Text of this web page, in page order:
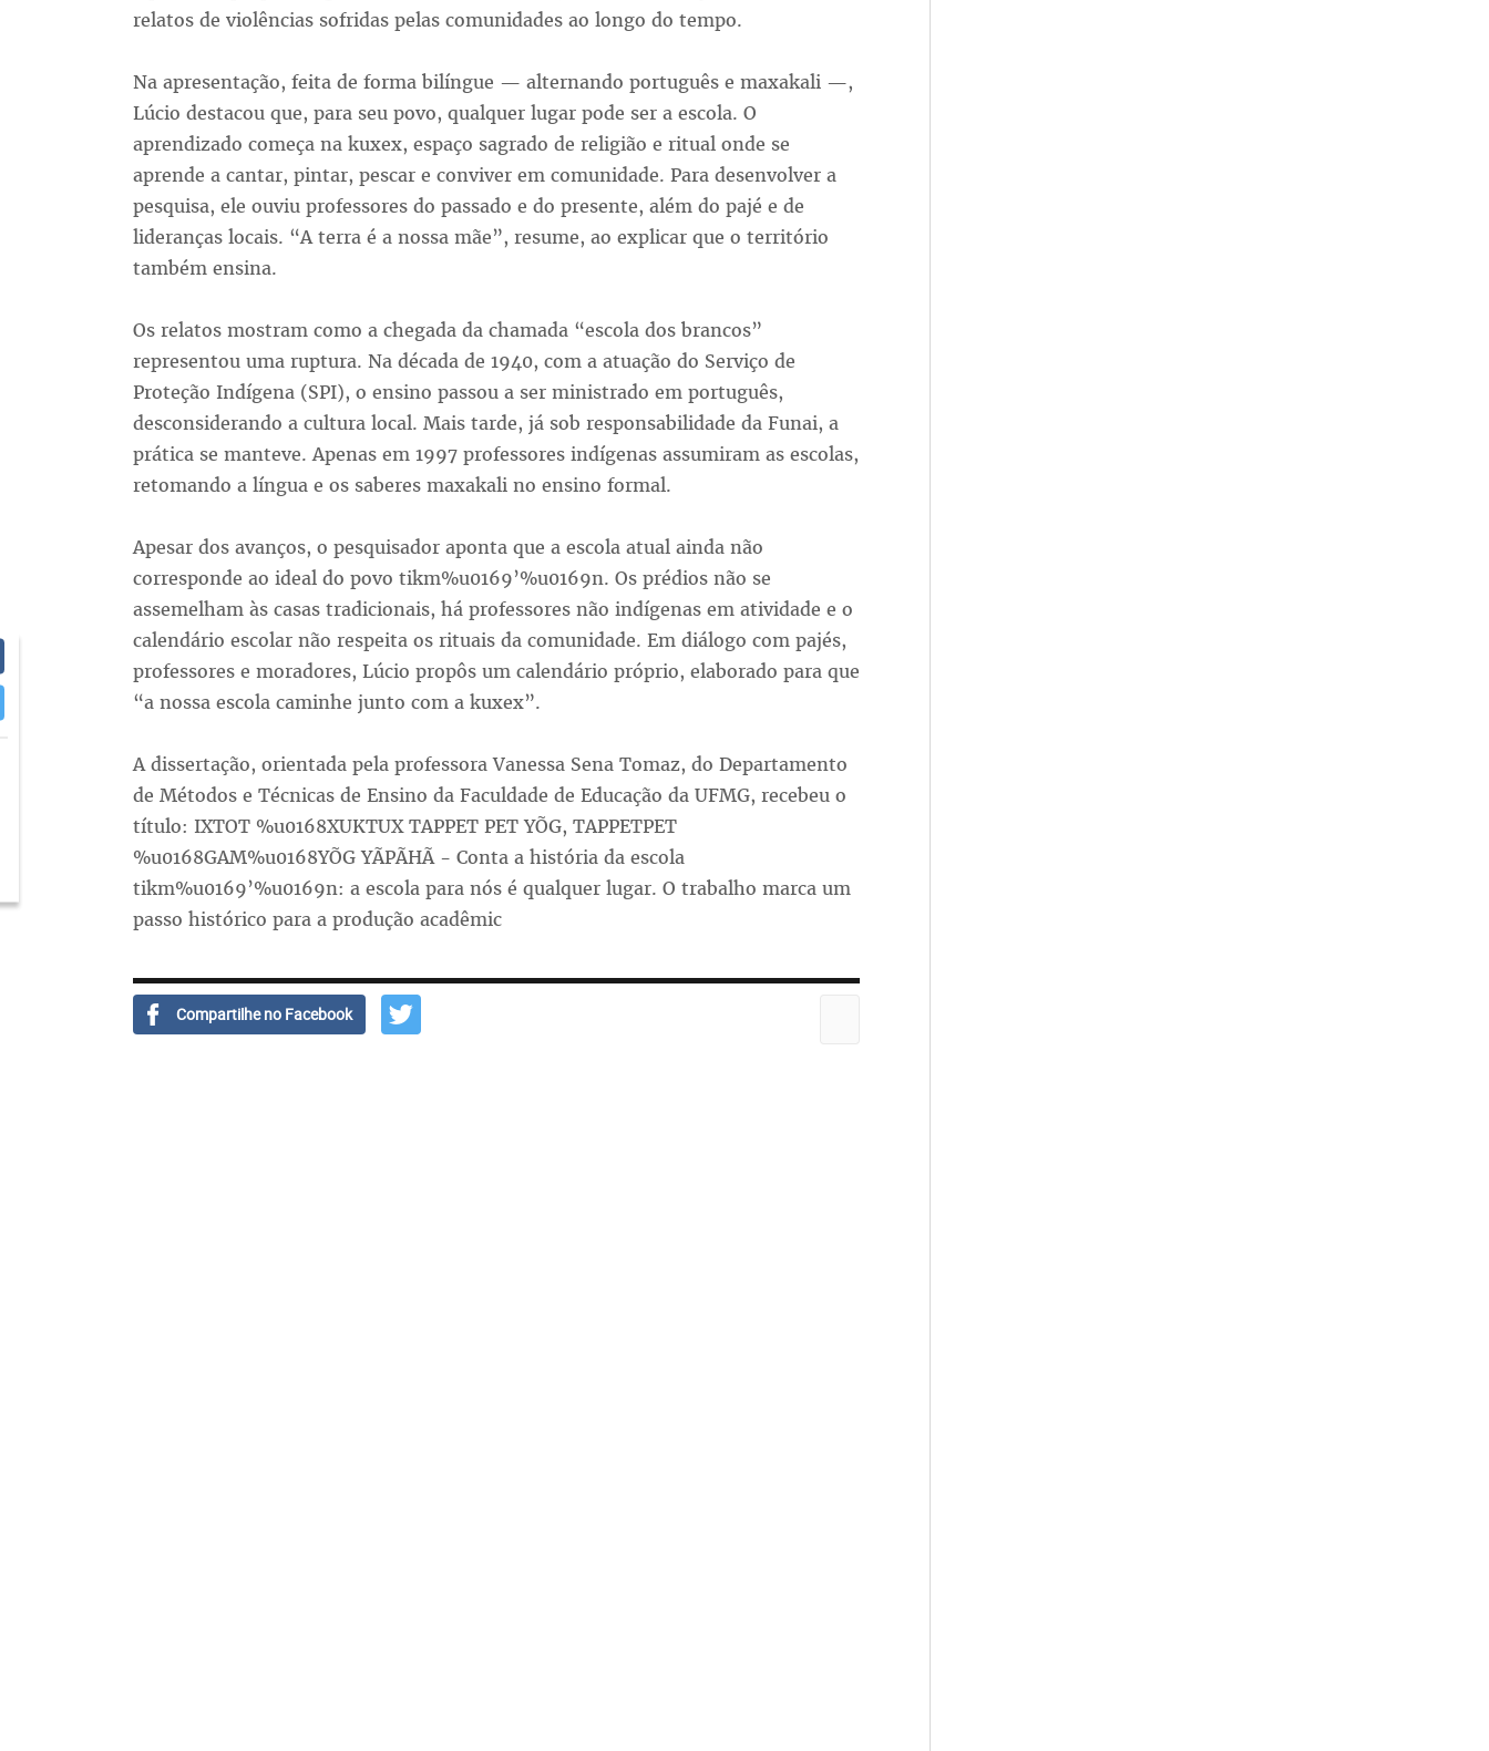
relatos de violências sofridas pelas comunidades ao longo do tempo.
Na apresentação, feita de forma bilíngue — alternando português e maxakali —,
Lúcio destacou que, para seu povo, qualquer lugar pode ser a escola. O
aprendizado começa na kuxex, espaço sagrado de religião e ritual onde se
aprende a cantar, pintar, pescar e conviver em comunidade. Para desenvolver a
pesquisa, ele ouviu professores do passado e do presente, além do pajé e de
lideranças locais. “A terra é a nossa mãe”, resume, ao explicar que o território
também ensina.
Os relatos mostram como a chegada da chamada “escola dos brancos”
representou uma ruptura. Na década de 1940, com a atuação do Serviço de
Proteção Indígena (SPI), o ensino passou a ser ministrado em português,
desconsiderando a cultura local. Mais tarde, já sob responsabilidade da Funai, a
prática se manteve. Apenas em 1997 professores indígenas assumiram as escolas,
retomando a língua e os saberes maxakali no ensino formal.
Apesar dos avanços, o pesquisador aponta que a escola atual ainda não
corresponde ao ideal do povo tikm%u0169’%u0169n. Os prédios não se
assemelham às casas tradicionais, há professores não indígenas em atividade e o
calendário escolar não respeita os rituais da comunidade. Em diálogo com pajés,
professores e moradores, Lúcio propôs um calendário próprio, elaborado para que
“a nossa escola caminhe junto com a kuxex”.
A dissertação, orientada pela professora Vanessa Sena Tomaz, do Departamento
de Métodos e Técnicas de Ensino da Faculdade de Educação da UFMG, recebeu o
título: IXTOT %u0168XUKTUX TAPPET PET YÕG, TAPPETPET
%u0168GAM%u0168YÕG YÃPÃHÃ - Conta a história da escola
tikm%u0169’%u0169n: a escola para nós é qualquer lugar. O trabalho marca um
passo histórico para a produção acadêmic
Compartilhe no Facebook